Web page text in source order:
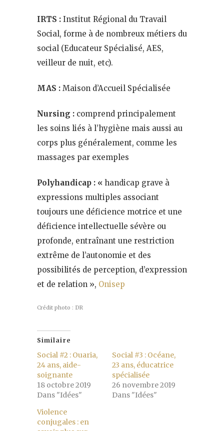
IRTS : Institut Régional du Travail
Social, forme à de nombreux métiers du
social (Educateur Spécialisé, AES,
veilleur de nuit, etc).
MAS : Maison d’Accueil Spécialisée
Nursing : comprend principalement
les soins liés à l’hygiène mais aussi au
corps plus généralement, comme les
massages par exemples
Polyhandicap : « handicap grave à
expressions multiples associant
toujours une déficience motrice et une
déficience intellectuelle sévère ou
profonde, entraînant une restriction
extrême de l’autonomie et des
possibilités de perception, d’expression
et de relation », Onisep
Crédit photo : DR
Similaire
Social #2 : Ouaria,
24 ans, aide-
soignante
18 octobre 2019
Dans "Idées"
Social #3 : Océane,
23 ans, éducatrice
spécialisée
26 novembre 2019
Dans "Idées"
Violence
conjugales : en